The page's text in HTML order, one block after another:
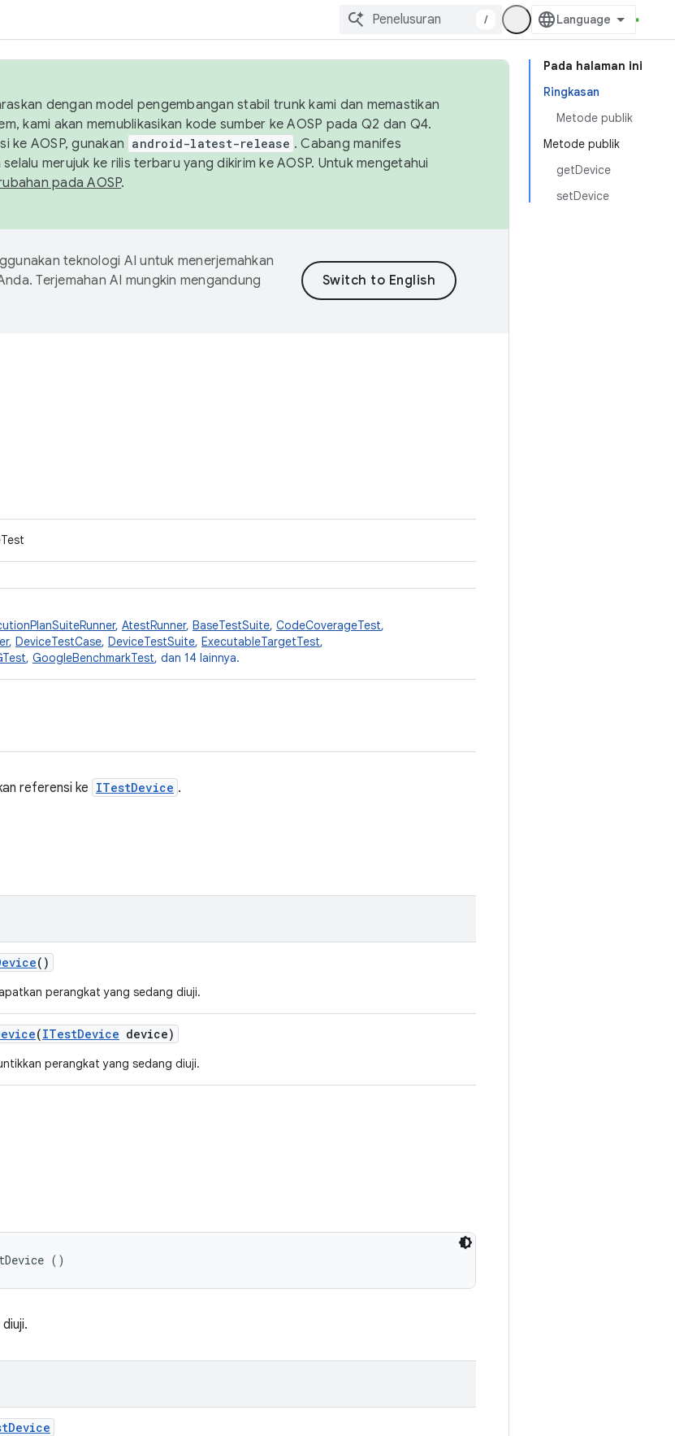
/
Pada halaman ini
Ringkasan
Metode publik
Metode publik
getDevice
setDevice
dengan model pengembangan stabil trunk kami dan memastikan
kami akan memublikasikan kode sumber ke AOSP pada Q2 dan Q4.
ke AOSP, gunakan android-latest-release . Cabang manifes
selalu merujuk ke rilis terbaru yang dikirim ke AOSP. Untuk mengetahui
pada AOSP.
teknologi AI untuk menerjemahkan
Terjemahan AI mungkin mengandung
, AtestRunner, BaseTestSuite, CodeCoverageTest,
, DeviceTestCase, DeviceTestSuite, ExecutableTargetTest,
, GoogleBenchmarkTest, dan 14 lainnya.
referensi ke ITestDevice .
()
perangkat yang sedang diuji.
(ITestDevice device)
perangkat yang sedang diuji.
()
Device